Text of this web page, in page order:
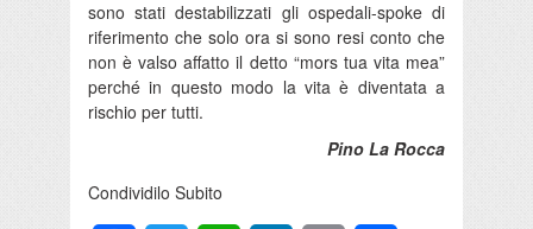
sono stati destabilizzati gli ospedali-spoke di
riferimento che solo ora si sono resi conto che
non è valso affatto il detto “mors tua vita mea”
perché in questo modo la vita è diventata a
rischio per tutti.
Pino La Rocca
Condividilo Subito